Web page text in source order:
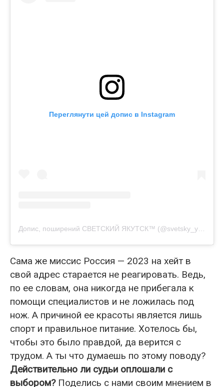
Переглянути цей допис в Instagram
Допис, поширений СВЕТСКИЙ ЯКУТСК™ (@svetsky_yakutsk)
Сама же миссис Россия — 2023 на хейт в
свой адрес старается не реагировать. Ведь,
по ее словам, она никогда не прибегала к
помощи специалистов и не ложилась под
нож. А причиной ее красоты является лишь
спорт и правильное питание. Хотелось бы,
чтобы это было правдой, да верится с
трудом. А ты что думаешь по этому поводу?
Действительно ли судьи оплошали с
выбором?Поделись с нами своим мнением в